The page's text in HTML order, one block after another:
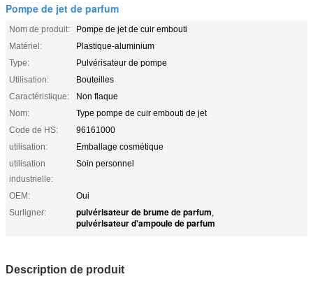
Pompe de jet de parfum
Nom de produit:
Pompe de jet de cuir embouti
Matériel:
Plastique-aluminium
Type:
Pulvérisateur de pompe
Utilisation:
Bouteilles
Caractéristique:
Non flaque
Nom:
Type pompe de cuir embouti de jet
Code de HS:
96161000
utilisation:
Emballage cosmétique
utilisation
industrielle:
Soin personnel
OEM:
Oui
Surligner:
pulvérisateur de brume de parfum,
pulvérisateur d'ampoule de parfum
Description de produit